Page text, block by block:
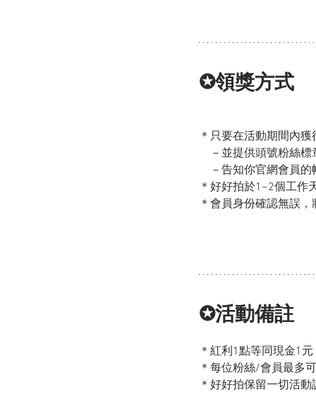
✪領獎方式
＊只要在活動期間內
－並提供頭號粉絲標
－告知你官網會員的
＊好好拍於1~2個工作
＊會員身份確認無誤
✪活動備註
＊紅利1點等同現金1
＊每位粉絲/會員最多
＊好好拍保留一切活